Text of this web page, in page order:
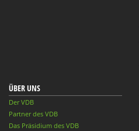
ÜBER UNS
Der VDB
Partner des VDB
Das Präsidium des VDB